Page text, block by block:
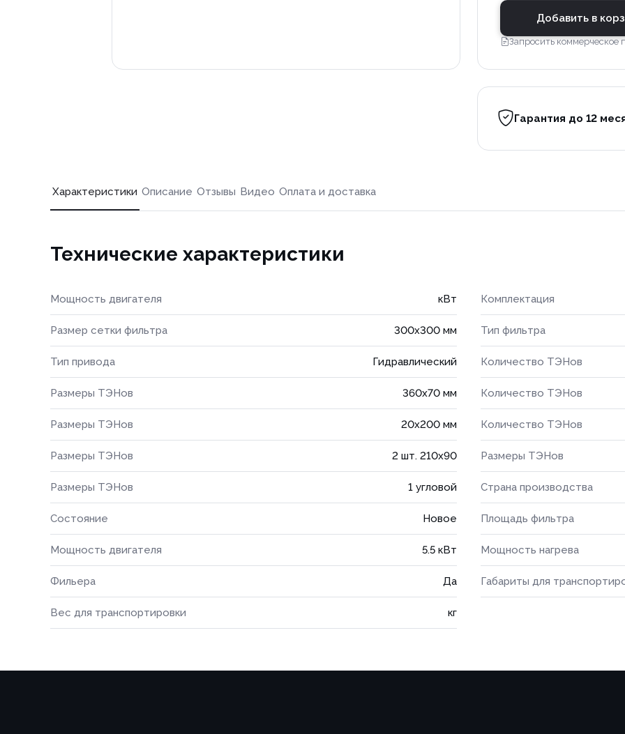
Добавить в
Запросить коммерческое
Гарантия до 12
Характеристики Описание Отзывы Видео Оплата и доставка
Технические характеристики
Мощность двигателя кВт Комплектация
Размер сетки фильтра 300x300 мм Тип фильтра
Тип привода Гидравлический Количество ТЭНов
Размеры ТЭНов 360х70 мм Количество ТЭНов
Размеры ТЭНов 20х200 мм Количество ТЭНов
Размеры ТЭНов 2 шт. 210х90 Размеры ТЭНов
Размеры ТЭНов 1 угловой Страна производства
Состояние Новое Площадь фильтра
Мощность двигателя 5.5 кВт Мощность нагрева
Фильера Да Габариты для
Вес для транспортировки кг